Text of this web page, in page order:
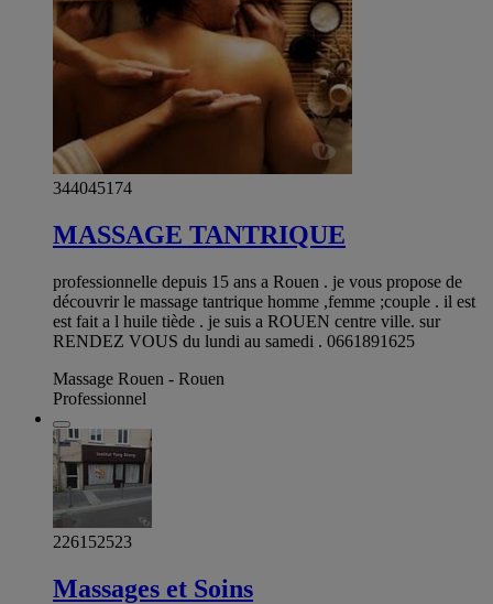
344045174
MASSAGE TANTRIQUE
professionnelle depuis 15 ans a Rouen . je vous propose de
découvrir le massage tantrique homme ,femme ;couple . il est
est fait a l huile tiède . je suis a ROUEN centre ville. sur
RENDEZ VOUS du lundi au samedi . 0661891625
Massage Rouen - Rouen
Professionnel
226152523
Massages et Soins